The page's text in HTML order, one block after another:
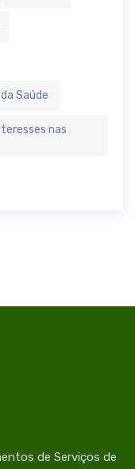
Saúde
nas
de Serviços de